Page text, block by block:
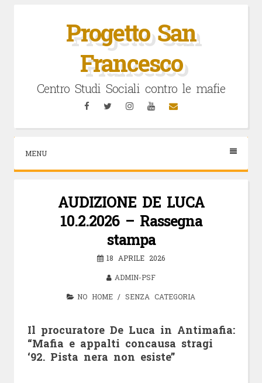
Progetto San
Francesco
Centro Studi Sociali contro le mafie
FacebookTwitterInstagramYouTubeEmail
MENU
AUDIZIONE DE LUCA
10.2.2026 – Rassegna
stampa
18 APRILE 2026
ADMIN-PSF
NO HOME / SENZA CATEGORIA
Il procuratore De Luca in Antimafia:
“Mafia e appalti concausa stragi
‘92. Pista nera non esiste”